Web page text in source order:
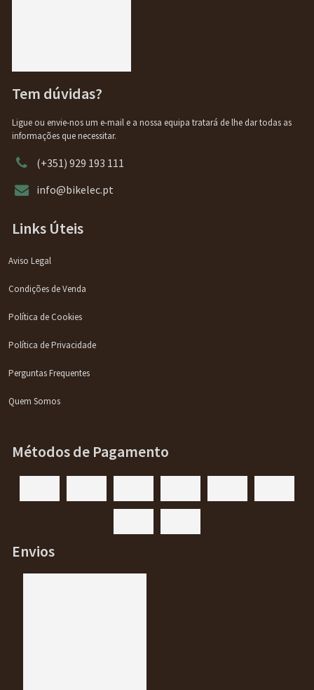
Tem dúvidas?
Ligue ou envie-nos um e-mail e a nossa equipa tratará de lhe dar todas as
informações que necessitar.
(+351) 929 193 111
info@bikelec.pt
Links Úteis
Aviso Legal
Condições de Venda
Política de Cookies
Política de Privacidade
Perguntas Frequentes
Quem Somos
Métodos de Pagamento
Envios